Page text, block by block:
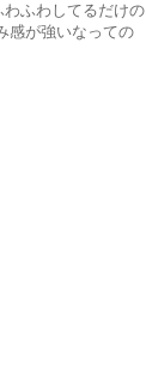
ふわしてるだけの
感が強いなっての